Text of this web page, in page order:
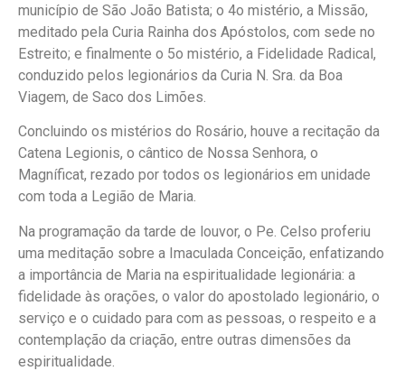
município de São João Batista; o 4o mistério, a Missão,
meditado pela Curia Rainha dos Apóstolos, com sede no
Estreito; e finalmente o 5o mistério, a Fidelidade Radical,
conduzido pelos legionários da Curia N. Sra. da Boa
Viagem, de Saco dos Limões.
Concluindo os mistérios do Rosário, houve a recitação da
Catena Legionis, o cântico de Nossa Senhora, o
Magníficat, rezado por todos os legionários em unidade
com toda a Legião de Maria.
Na programação da tarde de louvor, o Pe. Celso proferiu
uma meditação sobre a Imaculada Conceição, enfatizando
a importância de Maria na espiritualidade legionária: a
fidelidade às orações, o valor do apostolado legionário, o
serviço e o cuidado para com as pessoas, o respeito e a
contemplação da criação, entre outras dimensões da
espiritualidade.